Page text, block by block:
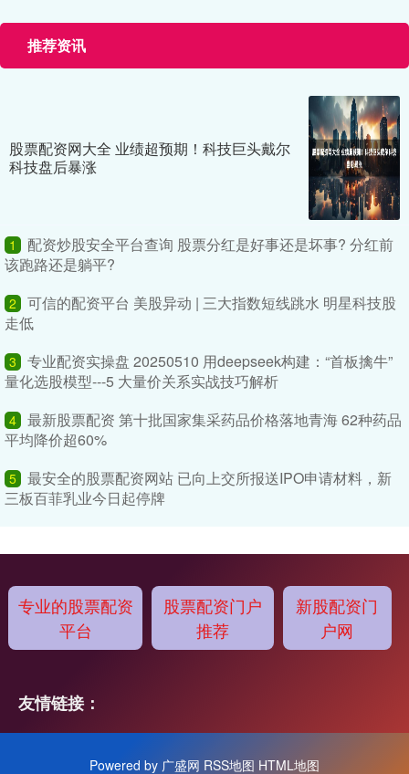
推荐资讯
股票配资网大全 业绩超预期！科技巨头戴尔
科技盘后暴涨
1
配资炒股安全平台查询 股票分红是好事还是坏事? 分红前
该跑路还是躺平?
2
可信的配资平台 美股异动 | 三大指数短线跳水 明星科技股
走低
3
专业配资实操盘 20250510 用deepseek构建：“首板擒牛”
量化选股模型---5 大量价关系实战技巧解析
4 最新股票配资 第十批国家集采药品价格落地青海 62种药品
平均降价超60%
5 最安全的股票配资网站 已向上交所报送IPO申请材料，新
三板百菲乳业今日起停牌
专业的股票配资
平台
股票配资门户
推荐
新股配资门
户网
友情链接：
Powered by 广盛网 RSS地图 HTML地图